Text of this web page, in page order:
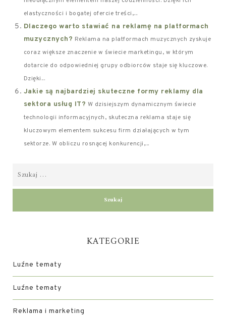
elastyczności i bogatej ofercie treści,...
Dlaczego warto stawiać na reklamę na platformach
muzycznych? Reklama na platformach muzycznych zyskuje
coraz większe znaczenie w świecie marketingu, w którym
dotarcie do odpowiedniej grupy odbiorców staje się kluczowe.
Dzięki...
Jakie są najbardziej skuteczne formy reklamy dla
sektora usług IT? W dzisiejszym dynamicznym świecie
technologii informacyjnych, skuteczna reklama staje się
kluczowym elementem sukcesu firm działających w tym
sektorze. W obliczu rosnącej konkurencji,...
KATEGORIE
Luźne tematy
Luźne tematy
Reklama i marketing